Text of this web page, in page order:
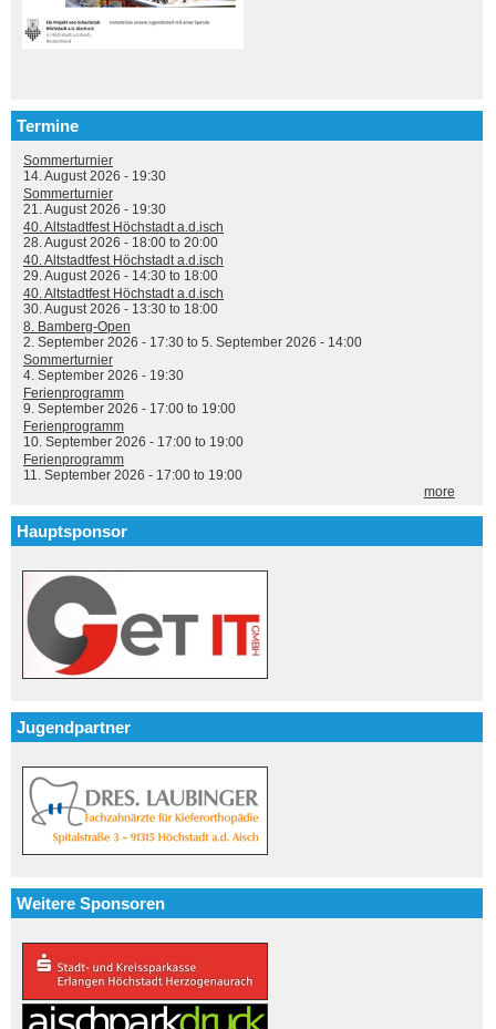
Termine
Sommerturnier
14. August 2026 - 19:30
Sommerturnier
21. August 2026 - 19:30
40. Altstadtfest Höchstadt a.d.isch
28. August 2026 - 18:00 to 20:00
40. Altstadtfest Höchstadt a.d.isch
29. August 2026 - 14:30 to 18:00
40. Altstadtfest Höchstadt a.d.isch
30. August 2026 - 13:30 to 18:00
8. Bamberg-Open
2. September 2026 - 17:30 to 5. September 2026 - 14:00
Sommerturnier
4. September 2026 - 19:30
Ferienprogramm
9. September 2026 - 17:00 to 19:00
Ferienprogramm
10. September 2026 - 17:00 to 19:00
Ferienprogramm
11. September 2026 - 17:00 to 19:00
more
Hauptsponsor
Jugendpartner
Weitere Sponsoren